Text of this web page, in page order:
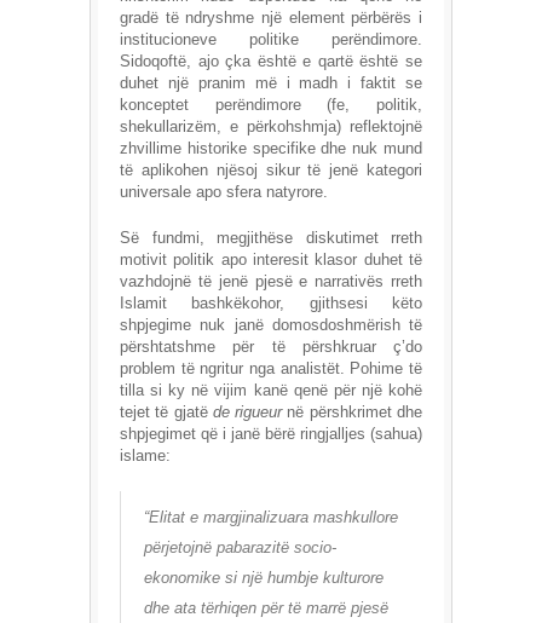
gradë të ndryshme një element përbërës i
institucioneve politike perëndimore.
Sidoqoftë, ajo çka është e qartë është se
duhet një pranim më i madh i faktit se
konceptet perëndimore (fe, politik,
shekullarizëm, e përkohshmja) reflektojnë
zhvillime historike specifike dhe nuk mund
të aplikohen njësoj sikur të jenë kategori
universale apo sfera natyrore.
Së fundmi, megjithëse diskutimet rreth
motivit politik apo interesit klasor duhet të
vazhdojnë të jenë pjesë e narrativës rreth
Islamit bashkëkohor, gjithsesi këto
shpjegime nuk janë domosdoshmërish të
përshtatshme për të përshkruar ç’do
problem të ngritur nga analistët. Pohime të
tilla si ky në vijim kanë qenë për një kohë
tejet të gjatëde rigueurnë përshkrimet dhe
shpjegimet që i janë bërë ringjalljes (sahua)
islame:
“Elitat e margjinalizuara mashkullore
përjetojnë pabarazitë socio-
ekonomike si një humbje kulturore
dhe ata tërhiqen për të marrë pjesë